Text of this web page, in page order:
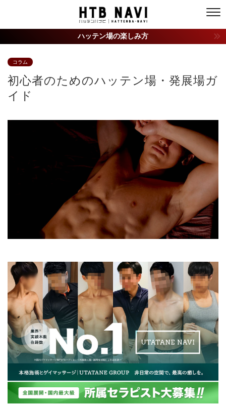
ハッテン場の楽しみ方
コラム
初心者のためのハッテン場・発展場ガ
イド